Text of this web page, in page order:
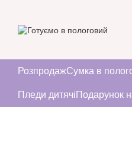
РозпродажСумка в
Пледи дитячі Подарунок